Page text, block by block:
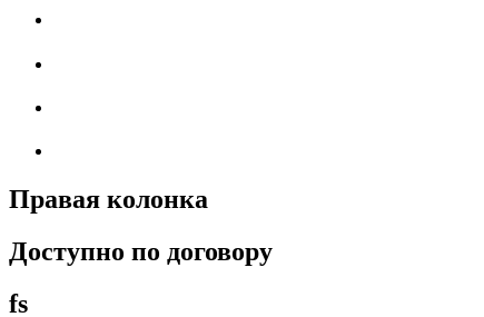
Правая колонка
Доступно по договору
fs